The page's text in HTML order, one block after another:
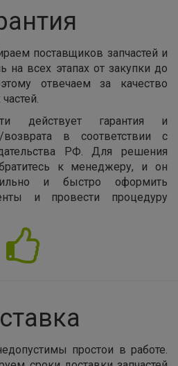
поставщиков запчастей и
на всех этапах от закупки до
отвечаем за качество
действует гарантия и
в соответствии с
РФ. Для решения
к менеджеру, и он
и быстро оформить
и провести процедуру
простои в работе.